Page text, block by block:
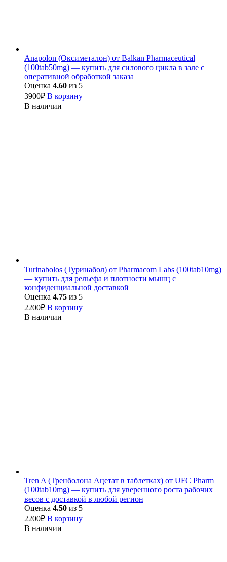
Anapolon (Оксиметалон) от Balkan Pharmaceutical
(100tab50mg) — купить для силового цикла в зале с
оперативной обработкой заказа
Оценка 4.60 из 5
3900₽ В корзину
В наличии
Turinabolos (Туринабол) от Pharmacom Labs (100tab10mg)
— купить для рельефа и плотности мышц с
конфиденциальной доставкой
Оценка 4.75 из 5
2200₽ В корзину
В наличии
Tren A (Тренболона Ацетат в таблетках) от UFC Pharm
(100tab10mg) — купить для уверенного роста рабочих
весов с доставкой в любой регион
Оценка 4.50 из 5
2200₽ В корзину
В наличии